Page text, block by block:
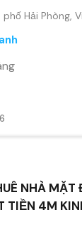
Hải Phòng,
NHÀ
4M